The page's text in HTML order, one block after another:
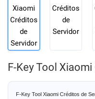
F-Key Tool
F-Key Tool Xiaomi Créditos de